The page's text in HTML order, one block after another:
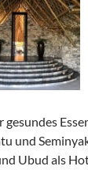
gesundes
und
Ubud als